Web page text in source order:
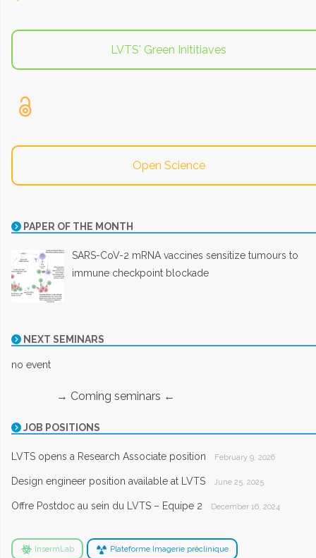
LVTS' Green Inititiaves
Open Science
PAPER OF THE MONTH
SARS-CoV-2 mRNA vaccines sensitize tumours to
immune checkpoint blockade
NEXT SEMINARS
no event
→ Coming seminars ←
JOB POSITIONS
LVTS opens a Research Associate position February 9, 2026
Design engineer position available at LVTS June 25, 2025
Offre Postdoc au sein du LVTS – Equipe 2 December 16, 2024
InsermLab Plateforme Imagerie préclinique